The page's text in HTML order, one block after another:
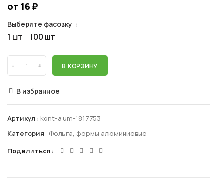
от 16 ₽
Выберите фасовку
1 шт 100 шт
В КОРЗИНУ
В избранное
Артикул: kont-alum-1817753
Категория: Фольга, формы алюминиевые
Поделиться